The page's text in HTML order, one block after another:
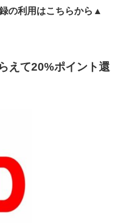
の利用はこちらから▲
えて20%ポイント還